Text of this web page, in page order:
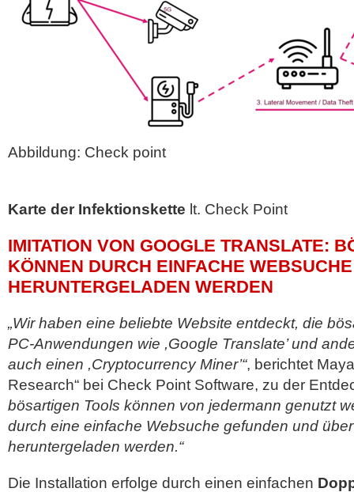
Abbildung: Check point
Karte der Infektionskette lt. Check Point
IMITATION VON GOOGLE TRANSLATE:
KÖNNEN DURCH EINFACHE
HERUNTERGELADEN WERDEN
„Wir haben eine beliebte Website entdeckt, die
PC-Anwendungen wie ,Google Translate’ und
auch einen ,Cryptocurrency Miner’“, berichtet
Research“ bei Check Point Software, zu der
bösartigen Tools können von jedermann genutzt
durch eine einfache Websuche gefunden und
heruntergeladen werden.“
Die Installation erfolge durch einen einfachen